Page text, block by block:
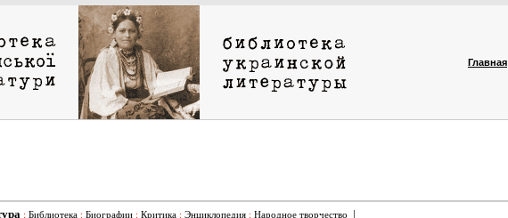
Главная
: Библиотека : Биографии : Критика : Энциклопедия : Народное творчество
|